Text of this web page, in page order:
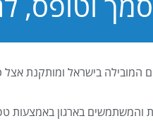
והמשתמשים בארגון באמצעות